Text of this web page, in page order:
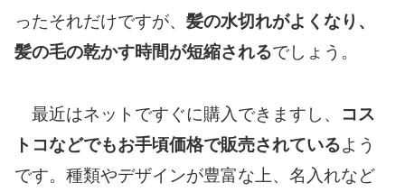
ったそれだけですが、 髪の水切れがよくなり、
髪の毛の乾かす時間が短縮されるでしょう。
最近はネットですぐに購入できますし、 コス
トコなどでもお手頃価格で販売されているよう
です。種類やデザインが豊富な上、名入れなど